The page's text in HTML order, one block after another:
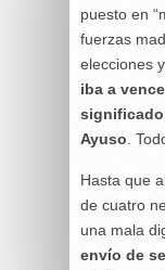
puesto en
fuerzas
elecciones
iba a
significado
Ayuso.
Hasta que
de cuatro
una mala
envío de